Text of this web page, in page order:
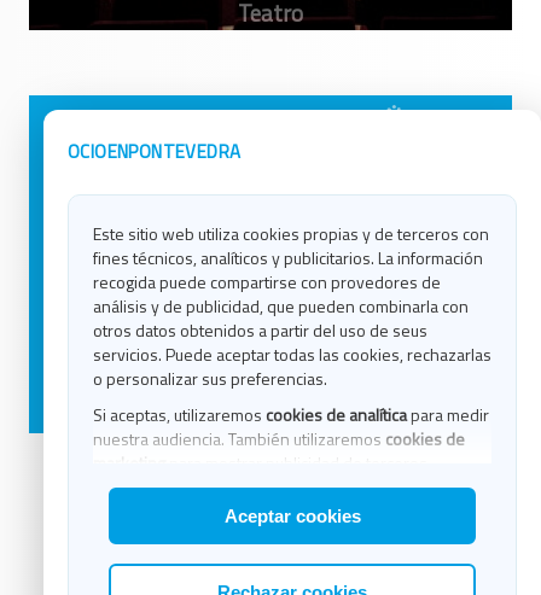
OCIOENPONTEVEDRA
Este sitio web utiliza cookies propias y de terceros con
fines técnicos, analíticos y publicitarios. La información
recogida puede compartirse con provedores de
análisis y de publicidad, que pueden combinarla con
otros datos obtenidos a partir del uso de seus
servicios. Puede aceptar todas las cookies, rechazarlas
o personalizar sus preferencias.
Si aceptas, utilizaremos cookies de analíticapara medir
nuestra audiencia. También utilizaremos cookies de
marketing
Asimismo, puedes personalizar la elección de las
cookies que deseas permitir.
Aceptar cookies
Avisos Legales
Contacto
Política de Cookies
Ocio en Lugo
Ocio en Ourense
Ocio en Pontevedra
Ocio en Santiago
Ocio en Vigo
Blog